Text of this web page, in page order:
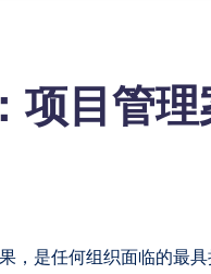
项目管
，是任何组织面临的最